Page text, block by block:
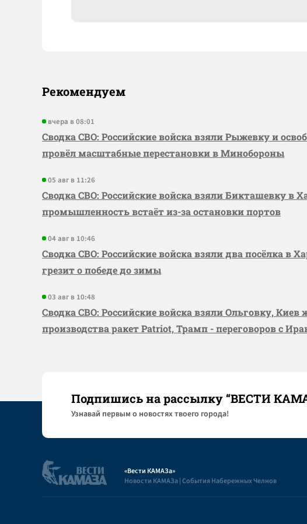
Рекомендуем
вчера в 08:01
Сводка СВО: Российские войска взяли Рыжевку и
провёл масштабные перестановки в Минобороны
05 авг в 11:26
Сводка СВО: Российские войска взяли Бикташевку в
промышленность встаёт из-за остановки портов
04 авг в 10:46
Сводка СВО: Российские войска взяли два посёлка в
грезит о победе до зимы
03 авг в 10:48
Сводка СВО: Российские войска взяли Ольговку,
производства ракет Patriot, Трамп - переговоров с
Подпишись на рассылку “ВЕСТИ
Узнaвай первым о новостях твоего города!
«Вести КАМАЗа»
Новости КАМАЗа | События Набережных Челнов